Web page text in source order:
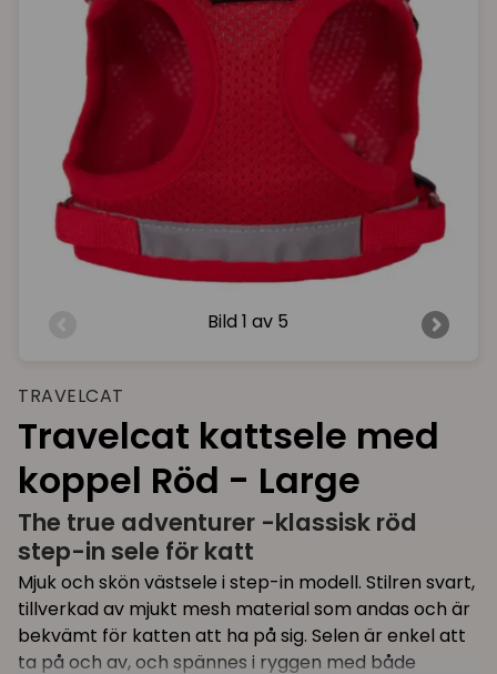
Bild1 av 5
TRAVELCAT
Travelcat kattsele med
koppel Röd - Large
The true adventurer -klassisk röd
step-in sele för katt
Mjuk och skön västsele i step-in modell. Stilren svart,
tillverkad av mjukt mesh material som andas och är
bekvämt för katten att ha på sig. Selen är enkel att
ta på och av, och spännes i ryggen med både